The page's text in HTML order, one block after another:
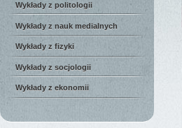
Wykłady z politologii
Wykłady z nauk medialnych
Wykłady z fizyki
Wykłady z socjologii
Wykłady z ekonomii